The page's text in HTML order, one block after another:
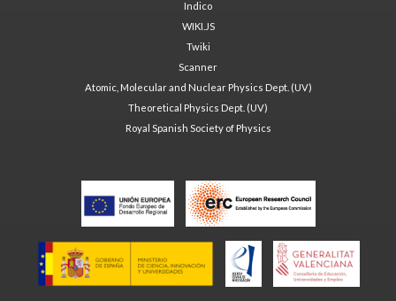
Indico
WIKI.JS
Twiki
Scanner
Atomic, Molecular and Nuclear Physics Dept. (UV)
Theoretical Physics Dept. (UV)
Royal Spanish Society of Physics